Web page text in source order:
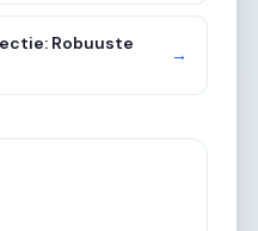
Robuuste
→